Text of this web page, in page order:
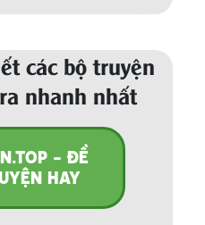
các bộ truyện
nhanh nhất
- ĐỀ
HAY